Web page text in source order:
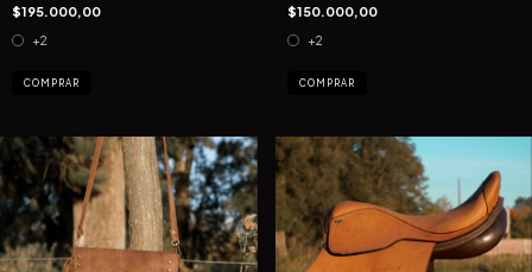
$195.000,00
+2
COMPRAR
$150.000,00
+2
COMPRAR